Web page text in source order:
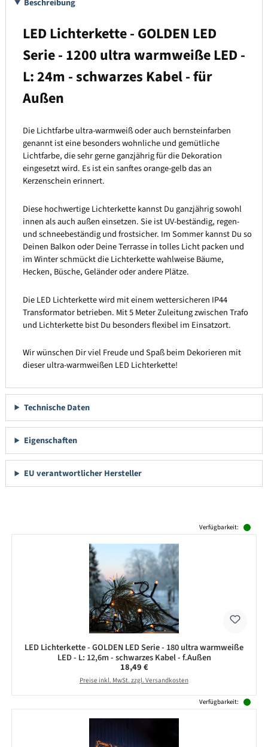
Beschreibung
LED Lichterkette - GOLDEN LED
Serie - 1200 ultra warmweiße LED -
L: 24m - schwarzes Kabel - für
Außen
Die Lichtfarbe ultra-warmweiß oder auch bernsteinfarben
genannt ist eine besonders wohnliche und gemütliche
Lichtfarbe, die sehr gerne ganzjährig für die Dekoration
eingesetzt wird. Es ist ein sanftes orange-gelb das an
Kerzenschein erinnert.
Diese hochwertige Lichterkette kannst Du ganzjährig sowohl
innen als auch außen einsetzen. Sie ist UV-beständig, regen-
und schneebeständig und frostsicher. Im Sommer kannst Du so
Deinen Balkon oder Deine Terrasse in tolles Licht packen und
im Winter schmückt die Lichterkette wahlweise Bäume,
Hecken, Büsche, Geländer oder andere Plätze.
Die LED Lichterkette wird mit einem wettersicheren IP44
Transformator betrieben. Mit 5 Meter Zuleitung zwischen Trafo
und Lichterkette bist Du besonders flexibel im Einsatzort.
Wir wünschen Dir viel Freude und Spaß beim Dekorieren mit
dieser ultra-warmweißen LED Lichterkette!
Technische Daten
Eigenschaften
EU verantwortlicher Hersteller
Verfügbarkeit:
LED Lichterkette - GOLDEN LED Serie - 180 ultra warmweiße
LED - L: 12,6m - schwarzes Kabel - f.Außen
Regulärer Preis:
18,49 €
Preise inkl. MwSt. zzgl. Versandkosten
Verfügbarkeit: